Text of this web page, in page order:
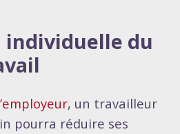
individuelle du
, un travailleur
pourra réduire ses